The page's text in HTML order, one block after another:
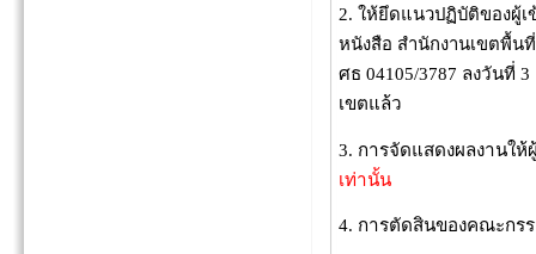
2. ให้ยึดแนวปฏิบัติของผู้เ
หนังสือ สำนักงานเขตพื้น
ศธ 04105/3787 ลงวันที่
เขตแล้ว
3. การจัดแสดงผลงานให้
เท่านั้น
4. การตัดสินของคณะกร